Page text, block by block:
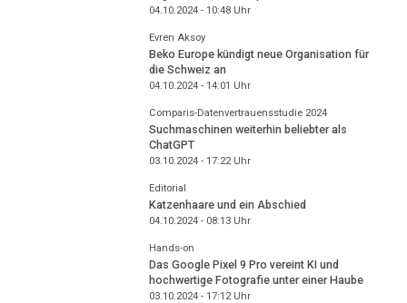
04.10.2024 - 10:48Uhr
Evren Aksoy
Beko Europe kündigt neue Organisation für
die Schweiz an
04.10.2024 - 14:01 Uhr
Comparis-Datenvertrauensstudie 2024
Suchmaschinen weiterhin beliebter als
ChatGPT
03.10.2024 - 17:22Uhr
Editorial
Katzenhaare und ein Abschied
04.10.2024 - 08:13Uhr
Hands-on
Das Google Pixel 9 Pro vereint KI und
hochwertige Fotografie unter einer Haube
03.10.2024 - 17:12Uhr